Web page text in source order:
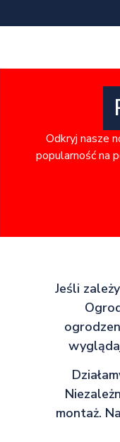
Odkryj nasze
popularność na
Jeśli
montaż.